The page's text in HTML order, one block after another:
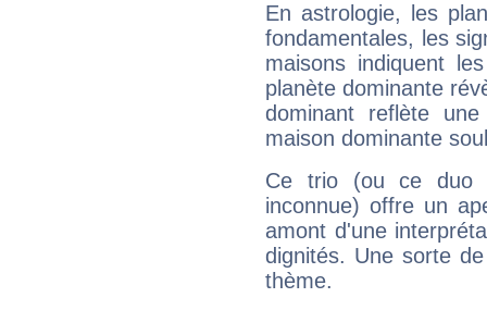
En astrologie, les
fondamentales, les
maisons indiquent
planète dominante
dominant reflète
maison dominante
Ce trio (ou ce duo
inconnue) offre un
amont d'une
dignités. Une sorte
thème.